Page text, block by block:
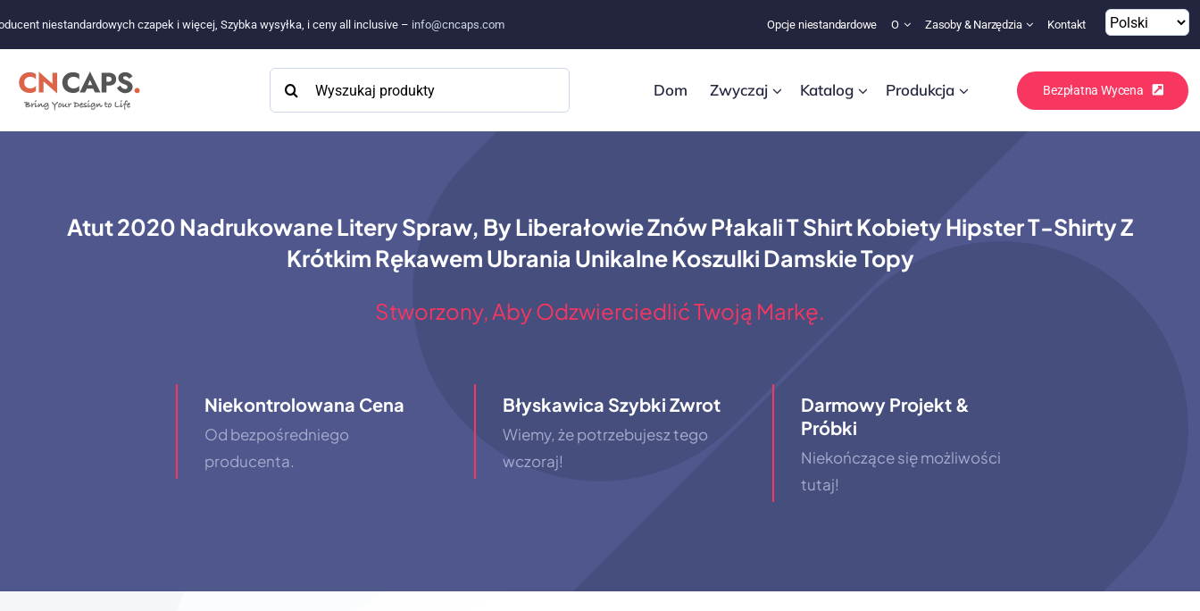
niestandardowych czapek i więcej, Szybka wysyłka, i ceny all inclusive – info@cncaps.com Opcje niestandardowe O Zasoby & Narzędzia Kontakt
Szukaj: Dom Zwyczaj Katalog Produkcja Bezpłatna Wycena
Atut 2020 Nadrukowane Litery Spraw, By Liberałowie Znów Płakali T Shirt Kobiety Hipster T-Shirty Z
Krótkim Rękawem Ubrania Unikalne Koszulki Damskie Topy
Stworzony, Aby Odzwierciedlić Twoją Markę.
Niekontrolowana Cena
Od bezpośredniego
producenta.
Błyskawica Szybki Zwrot
Wiemy, że potrzebujesz tego
wczoraj!
Darmowy Projekt &
Próbki
Niekończące się możliwości
tutaj!